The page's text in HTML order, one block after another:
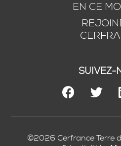
EN CE
SUIVEZ-
©2026 Cerfrance Terre